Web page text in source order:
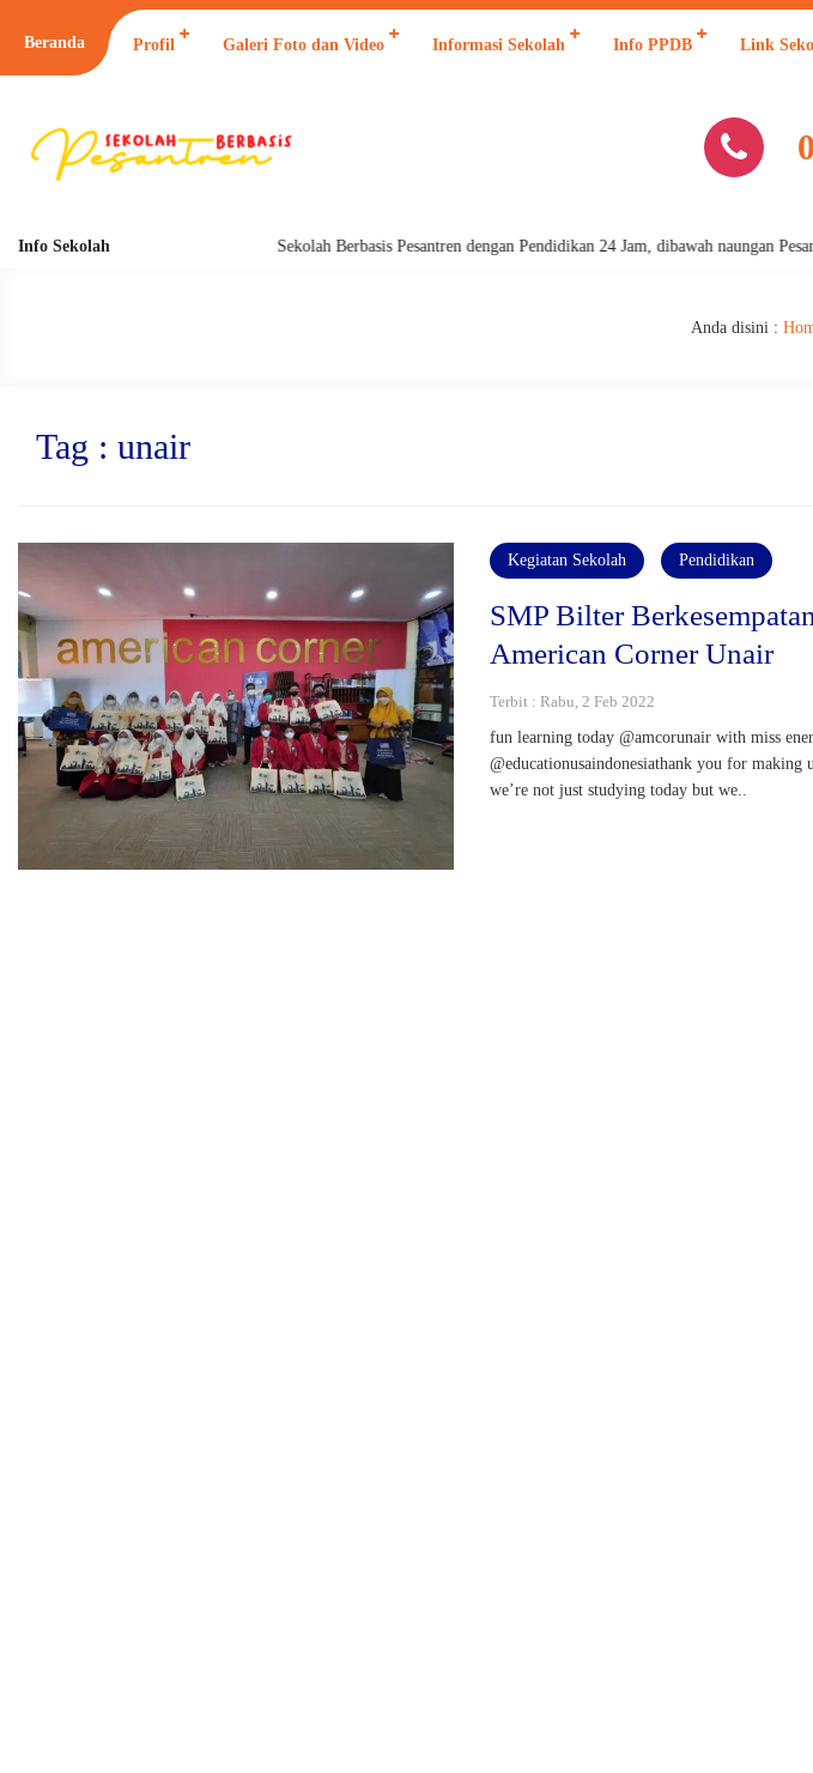
Beranda Profil Galeri Foto dan Video Informasi Sekolah Info PPDB Link
Info Sekolah Sekolah Berbasis Pesantren dengan Pendidikan 24 Jam, dibawah naungan
Anda disini :
Tag : unair
Kegiatan Sekolah Pendidikan
SMP Bilter
American Corner Unair
Terbit : Rabu, 2 Feb 2022
fun learning today @amcorunair with miss
@educationusaindonesiathank you for making
we’re not just studying today but we..